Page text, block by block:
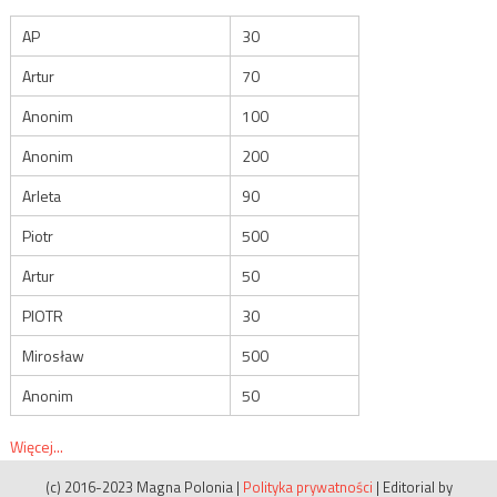
AP
30
Artur
70
Anonim
100
Anonim
200
Arleta
90
Piotr
500
Artur
50
PIOTR
30
Mirosław
500
Anonim
50
Więcej...
(c) 2016-2023 Magna Polonia | Polityka prywatności | Editorial by